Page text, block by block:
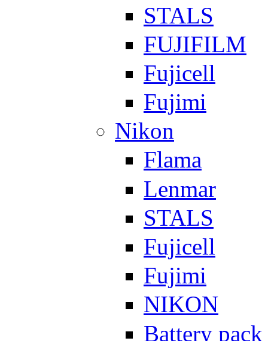
STALS
FUJIFILM
Fujicell
Fujimi
Nikon
Flama
Lenmar
STALS
Fujicell
Fujimi
NIKON
Battery pack